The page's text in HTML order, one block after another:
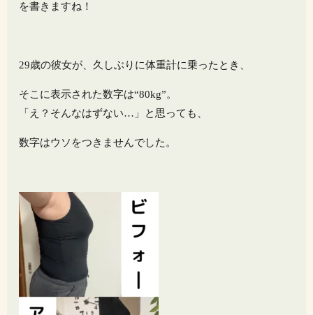
を書きますね！
29歳の彼女が、久しぶりに体重計に乗ったとき、
そこに表示された数字は“80kg”。
「え？そんなはずない…」と思っても、
数字はウソをつきませんでした。